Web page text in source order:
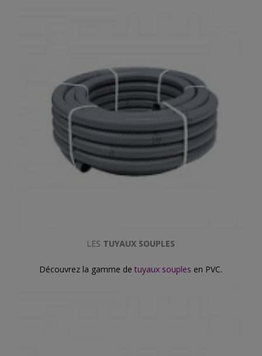
LES TUYAUX SOUPLES
Découvrez la gamme detuyaux souples en PVC.